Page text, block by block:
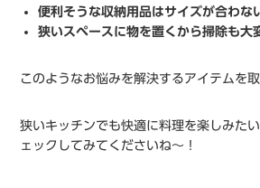
便利そうな収納用品はサイズが合わな
狭いスペースに物を置くから掃除も大
このようなお悩みを解決するアイテムを取
狭いキッチンでも快適に料理を楽しみた
ェックしてみてくださいね〜！